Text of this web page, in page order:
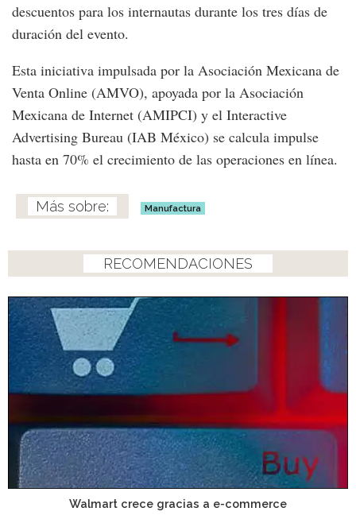
descuentos para los internautas durante los tres días de
duración del evento.
Esta iniciativa impulsada por la Asociación Mexicana de
Venta Online (AMVO), apoyada por la Asociación
Mexicana de Internet (AMIPCI) y el Interactive
Advertising Bureau (IAB México) se calcula impulse
hasta en 70% el crecimiento de las operaciones en línea.
Manufactura
RECOMENDACIONES
Walmart crece gracias a e-commerce